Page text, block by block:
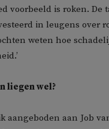
voorbeeld is roken. De
in leugens over
weten hoe
liegen wel?
aangeboden aan Job